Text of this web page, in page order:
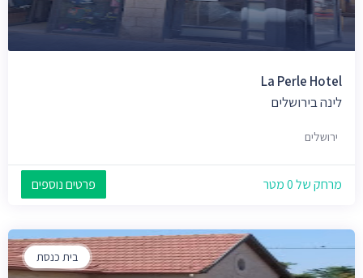
La Perle Hotel
לינה בירושלים
ירושלים
מרחק של 0 מטר פרטים נוספים
בית כנסת